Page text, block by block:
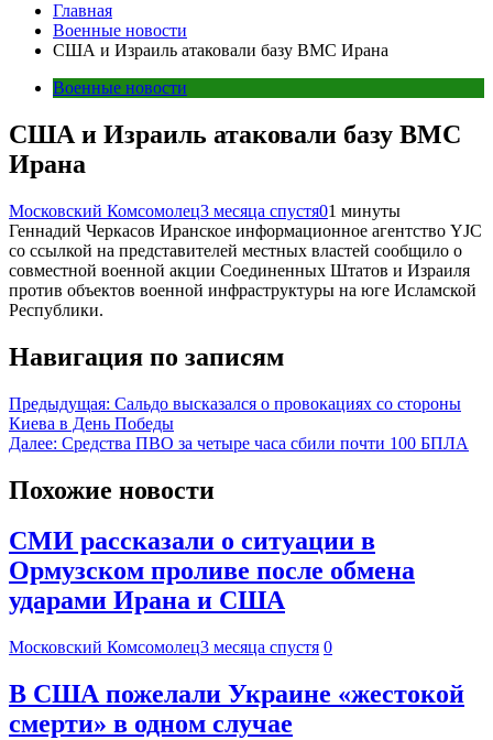
Главная
Военные новости
США и Израиль атаковали базу ВМС Ирана
Военные новости
США и Израиль атаковали базу ВМС
Ирана
Московский Комсомолец3 месяца спустя01 минуты
Геннадий Черкасов Иранское информационное агентство YJC
со ссылкой на представителей местных властей сообщило о
совместной военной акции Соединенных Штатов и Израиля
против объектов военной инфраструктуры на юге Исламской
Республики.
Навигация по записям
Предыдущая: Сальдо высказался о провокациях со стороны
Киева в День Победы
Далее: Средства ПВО за четыре часа сбили почти 100 БПЛА
Похожие новости
СМИ рассказали о ситуации в
Ормузском проливе после обмена
ударами Ирана и США
Московский Комсомолец3 месяца спустя 0
В США пожелали Украине «жестокой
смерти» в одном случае